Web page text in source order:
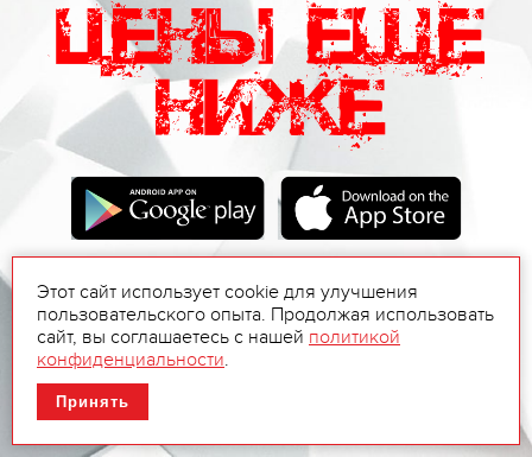
Этот сайт использует cookie для улучшения
пользовательского опыта. Продолжая использовать
сайт, вы соглашаетесь с нашей политикой
конфиденциальности.
Принять